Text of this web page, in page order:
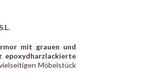
mit grauen und
epoxydharzlackierte
Möbelstück